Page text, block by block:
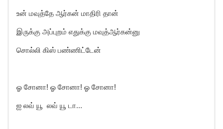
உன் மவுத்தே ஆர்கன் மாதிரி தான்
இருக்கு அப்புறம் எதுக்கு மவுத்ஆர்கன்னு
சொல்லி கிஸ் பண்ணிட்டேன்
ஓ சோனா! ஓ சோனா! ஓ சோனா!
ஐ லவ் யூ லவ் யூ டா…